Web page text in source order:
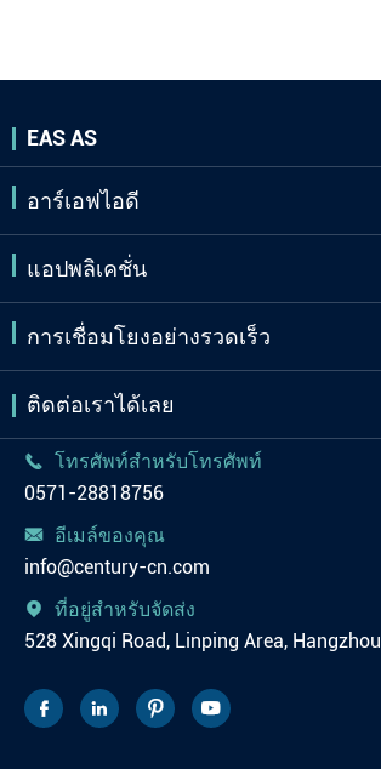
EAS AS
อาร์เอฟไอดี
แอปพลิเคชั่น
การเชื่อมโยงอย่างรวดเร็ว
ติดต่อเราได้เลย

โทรศัพท์สำหรับโทรศัพท์
0571-28818756

อีเมล์ของคุณ
info@century-cn.com

ที่อยู่สำหรับจัดส่ง
528 Xingqi Road, Linping Area, Hangzhou
   